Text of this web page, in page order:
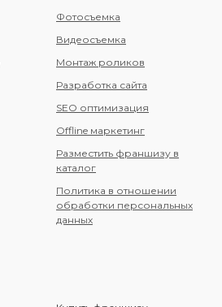
Фотосъемка
Видеосъемка
Монтаж роликов
Разработка сайта
SEO оптимизация
Offline маркетинг
Разместить франшизу в
каталог
Политика в отношении
обработки персональных
данных